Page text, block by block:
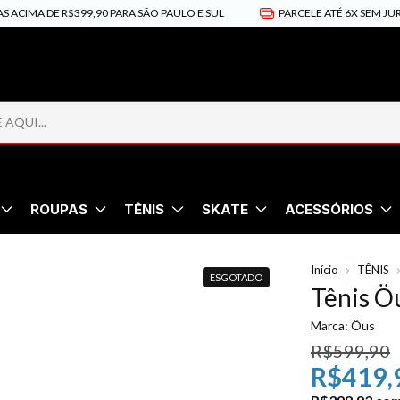
DE R$399,90 PARA SÃO PAULO E SUL PARCELE ATÉ 6X SEM JUROS
ROUPAS TÊNIS SKATE ACESSÓRIOS
ESGOTADO
Início TÊNIS
Tênis
Marca: Öus
R$599,90